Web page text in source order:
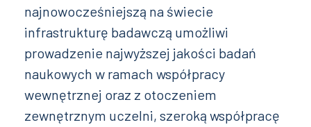
najnowocześniejszą na świecie
infrastrukturę badawczą umożliwi
prowadzenie najwyższej jakości badań
naukowych w ramach współpracy
wewnętrznej oraz z otoczeniem
zewnętrznym uczelni, szeroką współpracę